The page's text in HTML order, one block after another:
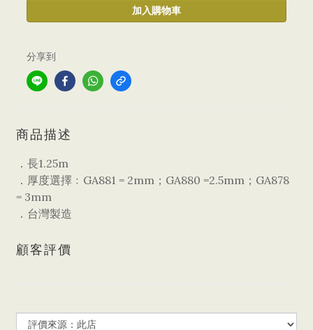
加入購物車
分享到
商品描述
．長1.25m
．厚度選擇﹕GA881 = 2mm；GA880 =2.5mm；GA878
= 3mm
．台灣製造
顧客評價